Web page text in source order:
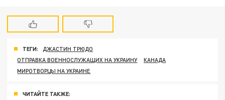
ТЕГИ:
ДЖАСТИН ТРЮДО
ОТПРАВКА ВОЕННОСЛУЖАЩИХ НА УКРАИНУ
КАНАДА
МИРОТВОРЦЫ НА УКРАИНЕ
ЧИТАЙТЕ ТАКЖЕ: